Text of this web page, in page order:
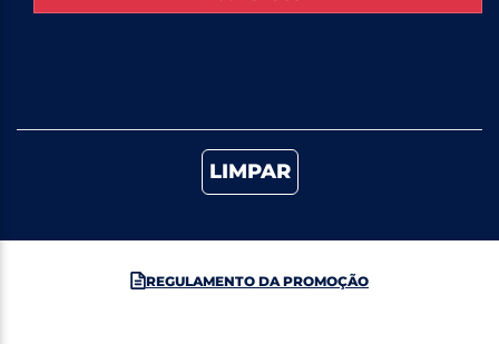
LIMPAR
REGULAMENTO DA PROMOÇÃO